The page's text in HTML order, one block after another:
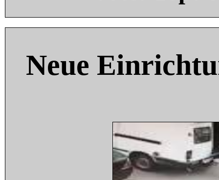
Neue